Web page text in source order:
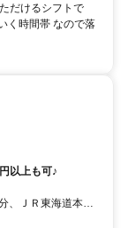
だけるシフトで
く時間帯 なので落
以上も可♪
、ＪＲ東海道本線
大石徒歩約13分